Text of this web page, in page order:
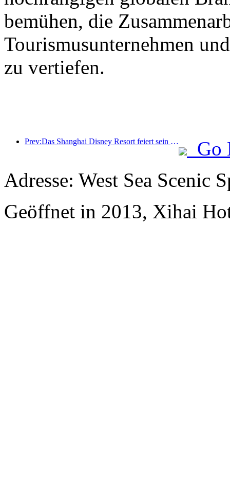
bemühen, die
Tourismusunternehmen
zu vertiefen.
Prev:Das Shanghai Disney Resort feiert sein 10-jähriges Bestehen und hat bis heute über 100 Millionen Besucher empfangen.
Go
Adresse: West Sea Scenic
Geöffnet in 2013, Xihai